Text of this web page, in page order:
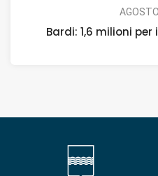
Bardi: 1,6 milioni